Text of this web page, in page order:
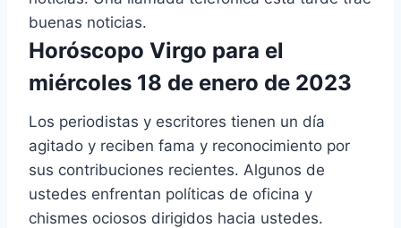
buenas noticias.
Horóscopo Virgo para el
miércoles 18 de enero de 2023
Los periodistas y escritores tienen un día
agitado y reciben fama y reconocimiento por
sus contribuciones recientes. Algunos de
ustedes enfrentan políticas de oficina y
chismes ociosos dirigidos hacia ustedes.